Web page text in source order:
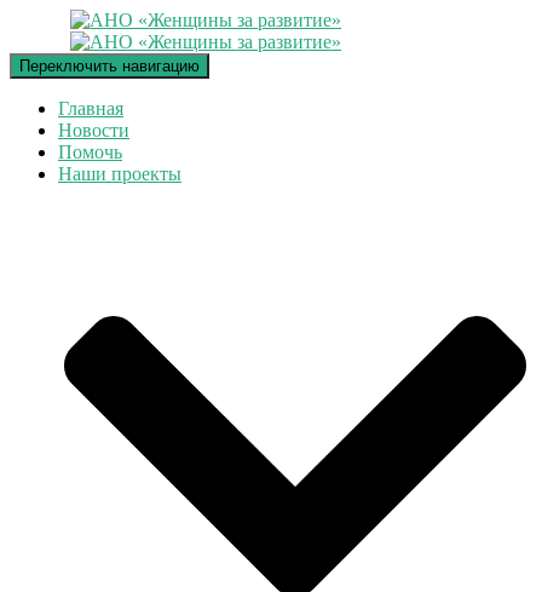
Переключить навигацию
Главная
Новости
Помочь
Наши проекты